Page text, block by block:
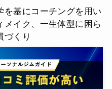
を基にコーチングを用い
メイク、一生体型に困ら
づくり